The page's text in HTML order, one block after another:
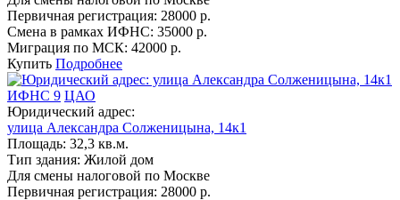
Первичная регистрация: 28000 р.
Смена в рамках ИФНС: 35000 р.
Миграция по МСК: 42000 р.
Купить Подробнее
ИФНС 9 ЦАО
Юридический адрес:
улица Александра Солженицына, 14к1
Площадь: 32,3 кв.м.
Тип здания: Жилой дом
Для смены налоговой по Москве
Первичная регистрация: 28000 р.